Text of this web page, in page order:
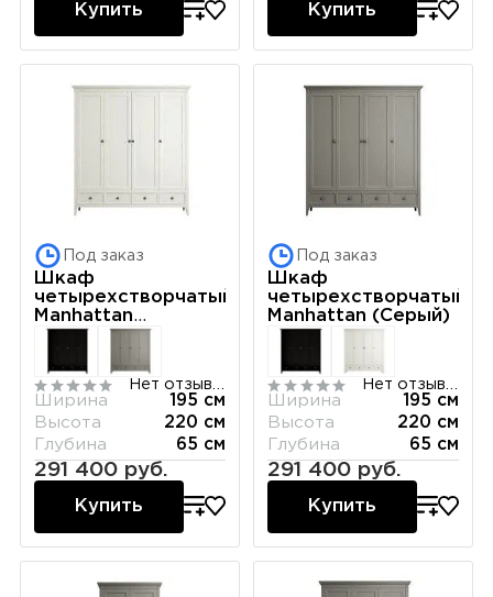
Купить Купить
Под заказ
Шкаф
четырехстворчатый
Manhattan
(Молочный)
Ширина
195 см
Высота
220 см
Глубина
65 см
291 400 руб.
Купить
Под заказ
Шкаф
четырехстворчатый
Manhattan (Серый)
Ширина
195 см
Высота
220 см
Глубина
65 см
291 400 руб.
Купить